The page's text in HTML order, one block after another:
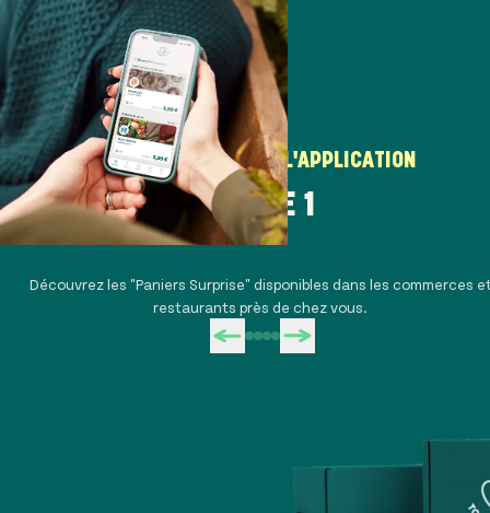
COMMENT UTILISER L'APPLICATION
ÉTAPE 1
Découvrez les "Paniers Surprise" disponibles dans les commerces
restaurants près de chez vous.